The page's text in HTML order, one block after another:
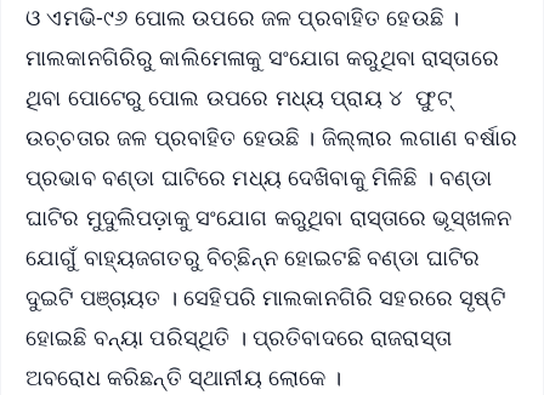
ଓ ଏମଭି-୯୬ ପୋଲ ଉପରେ ଜଳ ପ୍ରବାହିତ ହେଉଛି ।
ମାଲକାନଗିରିରୁ କାଲିମେଳାକୁ ସଂଯୋଗ କରୁଥିବା ରାସ୍ତାରେ
ଥିବା ପୋଟେରୁ ପୋଲ ଉପରେ ମଧ୍ୟ ପ୍ରାୟ ୪ ଫୁଟ୍
ଉଚ୍ଚତାର ଜଳ ପ୍ରବାହିତ ହେଉଛି । ଜିଲ୍ଲାର ଲଗାଣ ବର୍ଷାର
ପ୍ରଭାବ ବଣ୍ଡା ଘାଟିରେ ମଧ୍ୟ ଦେଖିବାକୁ ମିଳିଛି । ବଣ୍ଡା
ଘାଟିର ମୁଦୁଲିପଡ଼ାକୁ ସଂଯୋଗ କରୁଥିବା ରାସ୍ତାରେ ଭୂସ୍ଖଳନ
ଯୋଗୁଁ ବାହ୍ୟଜଗତରୁ ବିଚ୍ଛିନ୍ନ ହୋଇଟଛି ବଣ୍ଡା ଘାଟିର
ଦୁଇଟି ପଞ୍ଚାୟତ । ସେହିପରି ମାଲକାନଗିରି ସହରରେ ସୃଷ୍ଟି
ହୋଇଛି ବନ୍ୟା ପରିସ୍ଥିତି । ପ୍ରତିବାଦରେ ରାଜରାସ୍ତା
ଅବରୋଧ କରିଛନ୍ତି ସ୍ଥାନୀୟ ଲୋକେ ।